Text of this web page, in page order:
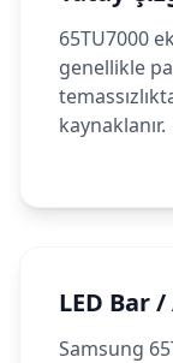
65TU7000
genellikle
kaynaklanır.
LED Bar
Samsung